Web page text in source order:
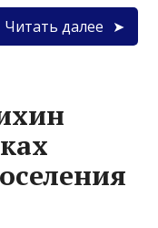
Читать далее